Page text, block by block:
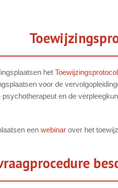
het
voor de
en de
een webinar over het